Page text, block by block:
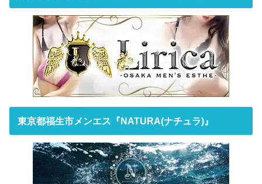
東京都福生市メンエス『NATURA(ナチュラ)』